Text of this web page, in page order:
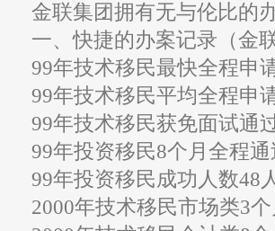
金联集团拥有无与伦比的
一、快捷的办案记录（金
99年技术移民最快全程申
99年技术移民平均全程申
99年技术移民获免面试通
99年投资移民8个月全程通
99年投资移民成功人数48
2000年技术移民市场类3个